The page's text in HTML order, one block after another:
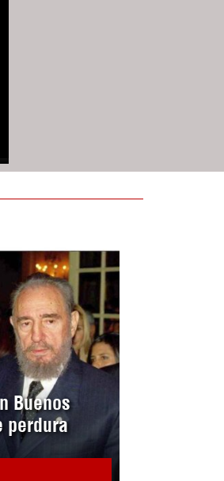
Buenos
perdura